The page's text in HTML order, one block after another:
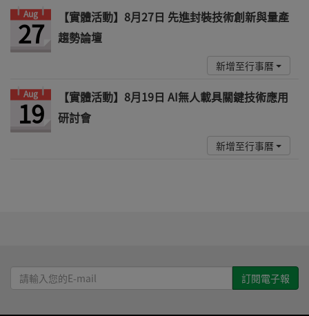
Aug
27
【實體活動】8月27日 先進封裝技術創新與量產
趨勢論壇
新增至行事曆
Aug
19
【實體活動】8月19日 AI無人載具關鍵技術應用
研討會
新增至行事曆
請
輸